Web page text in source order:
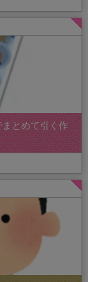
とめて引く作